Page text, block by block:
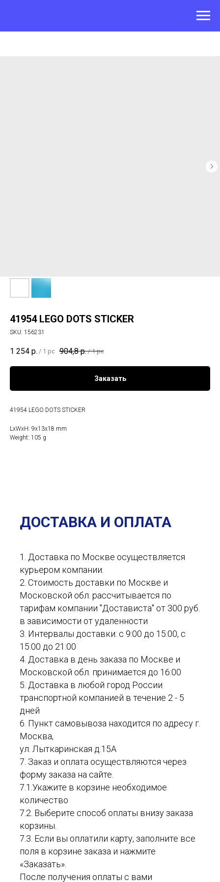
41954 LEGO DOTS STICKER
SKU: 156231
1 254 р. / 1 pc 904,8 р. / 1 pc
Заказать
41954 LEGO DOTS STICKER
LxWxH: 9x13x18 mm
Weight: 105 g
ДОСТАВКА И ОПЛАТА
1. Доставка по Москве осуществляется
курьером компании.
2. Стоимость доставки по Москве и
Московской обл. рассчитывается по
тарифам компании "Достависта" от 300 руб.
в зависимости от удаленности
3. Интервалы доставки: с 9:00 до 15:00, с
15:00 до 21:00
4. Доставка в день заказа по Москве и
Московской обл. принимается до 16:00
5. Доставка в любой город России
транспортной компанией в течение 2 - 5
дней
6. Пункт самовывоза находится по адресу г.
Москва,
ул. Лыткаринская д.15А
7. Заказ и оплата осуществляются через
форму заказа на сайте.
7.1.Укажите в корзине необходимое
количество
7.2. Выберите способ оплаты внизу заказа
корзины.
7.3. Если вы оплатили карту, заполните все
поля в корзине заказа и нажмите
«Заказать».
После получения оплаты с вами